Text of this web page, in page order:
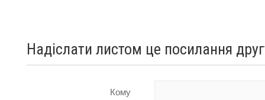
Надіслати листом це посилання
Кому